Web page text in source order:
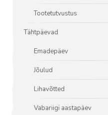
Tootetutvustus
Tähtpäevad
Emadepäev
Jõulud
Lihavõtted
Vabariigi aastapäev